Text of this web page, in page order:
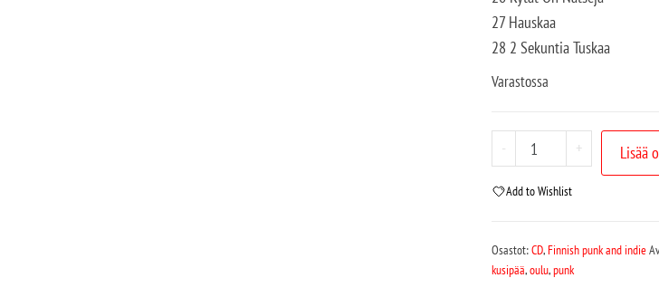
27 Hauskaa
28 2 Sekuntia Tuskaa
Varastossa
- + Lisää
Add to Wishlist
Osastot:CD,Finnish punk and indie
kusipää,oulu,punk